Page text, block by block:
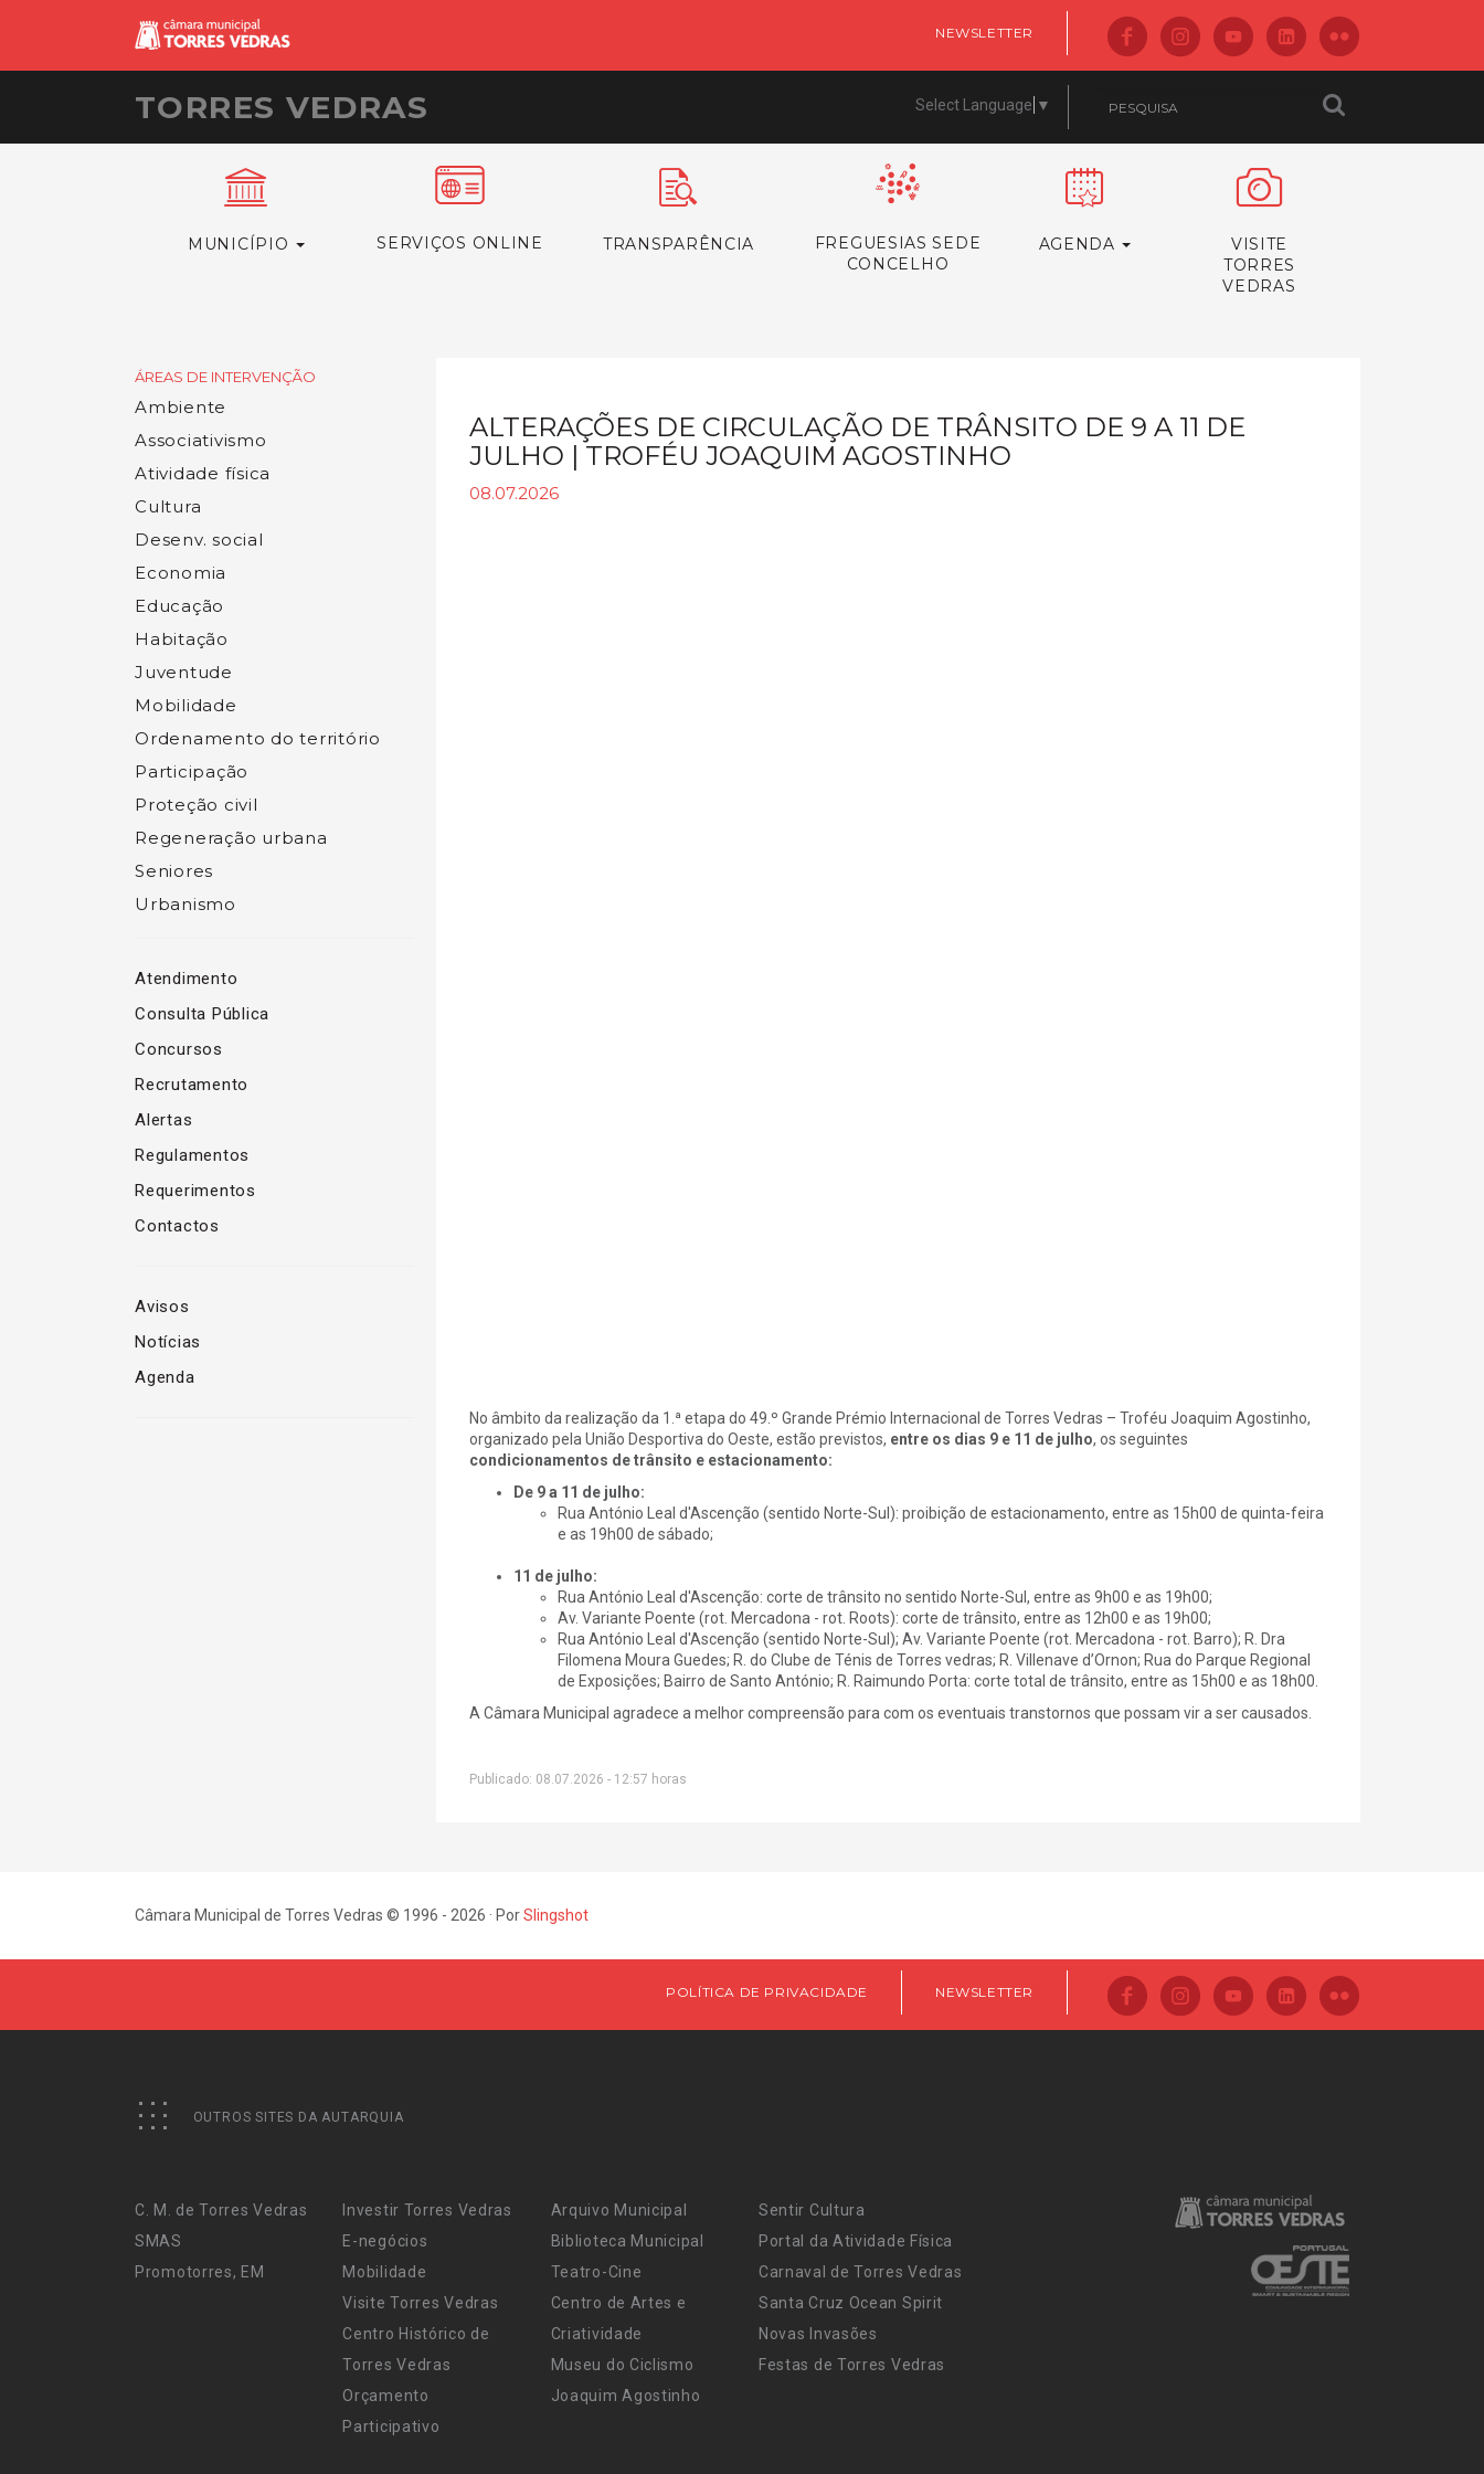
NEWSLETTER
TORRES VEDRAS Select Language ▼
MUNICÍPIO SERVIÇOS ONLINE TRANSPARÊNCIA
FREGUESIAS SEDE
CONCELHO
AGENDA
VISITE
TORRES
VEDRAS
ÁREAS DE INTERVENÇÃO
Ambiente
Associativismo
Atividade física
Cultura
Desenv. social
Economia
Educação
Habitação
Juventude
Mobilidade
Ordenamento do território
Participação
Proteção civil
Regeneração urbana
Seniores
Urbanismo
Atendimento
Consulta Pública
Concursos
Recrutamento
Alertas
Regulamentos
Requerimentos
Contactos
Avisos
Notícias
Agenda
ALTERAÇÕES DE CIRCULAÇÃO DE TRÂNSITO DE 9 A 11 DE
JULHO | TROFÉU JOAQUIM AGOSTINHO
08.07.2026
No âmbito da realização da 1.ª etapa do 49.º Grande Prémio Internacional de Torres Vedras – Troféu Joaquim Agostinho,
organizado pela União Desportiva do Oeste, estão previstos, entre os dias 9 e 11 de julho, os seguintes
condicionamentos de trânsito e estacionamento:
De 9 a 11 de julho:
Rua António Leal d'Ascenção (sentido Norte-Sul): proibição de estacionamento, entre as 15h00 de quinta-feira
e as 19h00 de sábado;
11 de julho:
Rua António Leal d'Ascenção: corte de trânsito no sentido Norte-Sul, entre as 9h00 e as 19h00;
Av. Variante Poente (rot. Mercadona - rot. Roots): corte de trânsito, entre as 12h00 e as 19h00;
Rua António Leal d'Ascenção (sentido Norte-Sul); Av. Variante Poente (rot. Mercadona - rot. Barro); R. Dra
Filomena Moura Guedes; R. do Clube de Ténis de Torres vedras; R. Villenave d’Ornon; Rua do Parque Regional
de Exposições; Bairro de Santo António; R. Raimundo Porta: corte total de trânsito, entre as 15h00 e as 18h00.
A Câmara Municipal agradece a melhor compreensão para com os eventuais transtornos que possam vir a ser causados.
Publicado: 08.07.2026 - 12:57 horas
Câmara Municipal de Torres Vedras © 1996 - 2026 · PorSlingshot
POLÍTICA DE PRIVACIDADE NEWSLETTER
OUTROS SITES DA AUTARQUIA
C. M. de Torres Vedras
SMAS
Promotorres, EM
Investir Torres Vedras
E-negócios
Mobilidade
Visite Torres Vedras
Centro Histórico de
Torres Vedras
Orçamento
Participativo
Arquivo Municipal
Biblioteca Municipal
Teatro-Cine
Centro de Artes e
Criatividade
Museu do Ciclismo
Joaquim Agostinho
Sentir Cultura
Portal da Atividade Física
Carnaval de Torres Vedras
Santa Cruz Ocean Spirit
Novas Invasões
Festas de Torres Vedras